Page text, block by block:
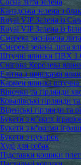
Сосна лита зелена
Канадська зелена з
Royal VIP Зелена із
Royal VIP Зелена із
Смерека засніжена
Смерека зелена лита
Штучні ялинки ПВХ
Снігова Королева
Елітна з шишками
Кармен ялинка
Віночки та гірлянди
Ковалівські гірлянди
Віденські гірлянди та
Букети з м’яких
Букети з м'якими
Букети з цукерок
Худі для собак
Підставки кошики